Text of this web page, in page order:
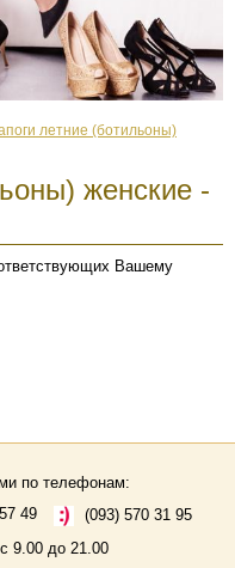
летние (ботильоны)
женские -
Вашему
по телефонам:
49
(093) 570 31 95
с 9.00 до 21.00